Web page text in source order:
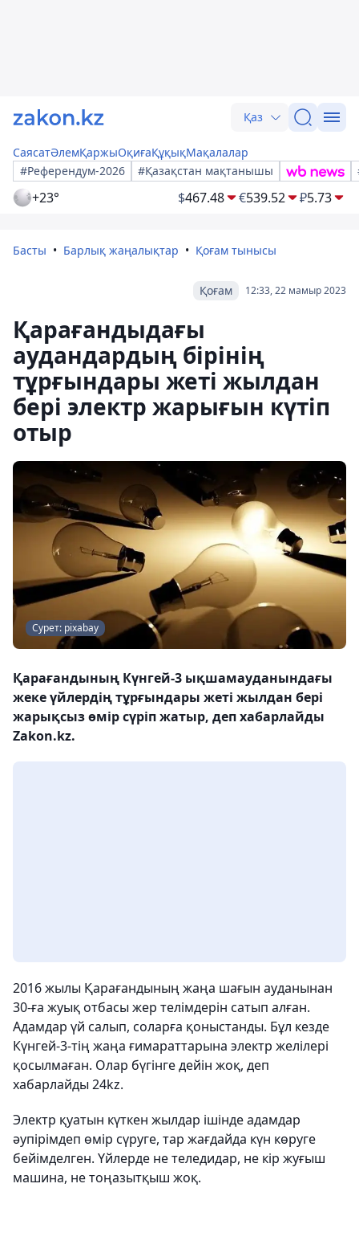
Қаз
СаясатӘлемҚаржыОқиғаҚұқықМақалалар
#Референдум-2026
#Қазақстан мақтанышы
+23° $467.48 €539.52 ₽5.73
Басты Барлық жаңалықтар Қоғам тынысы
12:33, 22 мамыр 2023
Қоғам
Қарағандыдағы
аудандардың бірінің
тұрғындары жеті жылдан
бері электр жарығын күтіп
отыр
Сурет: pixabay
Қарағандының Күнгей-3 ықшамауданындағы
жеке үйлердің тұрғындары жеті жылдан бері
жарықсыз өмір сүріп жатыр, деп хабарлайды
Zakon.kz.
2016 жылы Қарағандының жаңа шағын ауданынан
30-ға жуық отбасы жер телімдерін сатып алған.
Адамдар үй салып, соларға қоныстанды. Бұл кезде
Күнгей-3-тің жаңа ғимараттарына электр желілері
қосылмаған. Олар бүгінге дейін жоқ, деп
хабарлайды 24kz.
Электр қуатын күткен жылдар ішінде адамдар
әупірімдеп өмір сүруге, тар жағдайда күн көруге
бейімделген. Үйлерде не теледидар, не кір жуғыш
машина, не тоңазытқыш жоқ.